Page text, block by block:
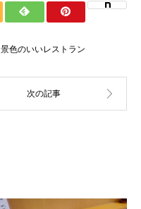
景色のいいレストラン